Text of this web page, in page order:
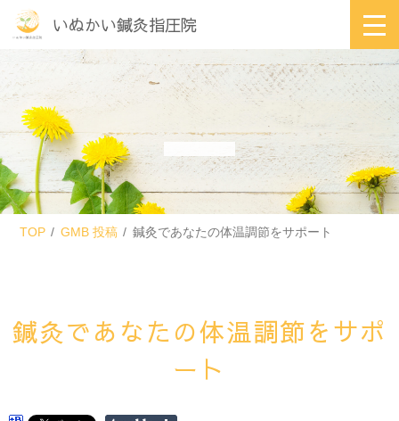
いぬかい鍼灸指圧院
TOP GMB 投稿 鍼灸であなたの体温調節をサポート
鍼灸であなたの体温調節をサポ
ート